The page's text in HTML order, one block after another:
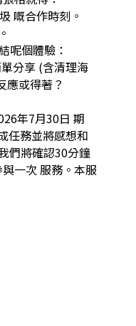
嘅合作時刻。
呢個體驗：
分享 (含清理海
應或得著？
年7月30日 期
任務並將感想和
們將確認30分鐘
一次 服務。本服